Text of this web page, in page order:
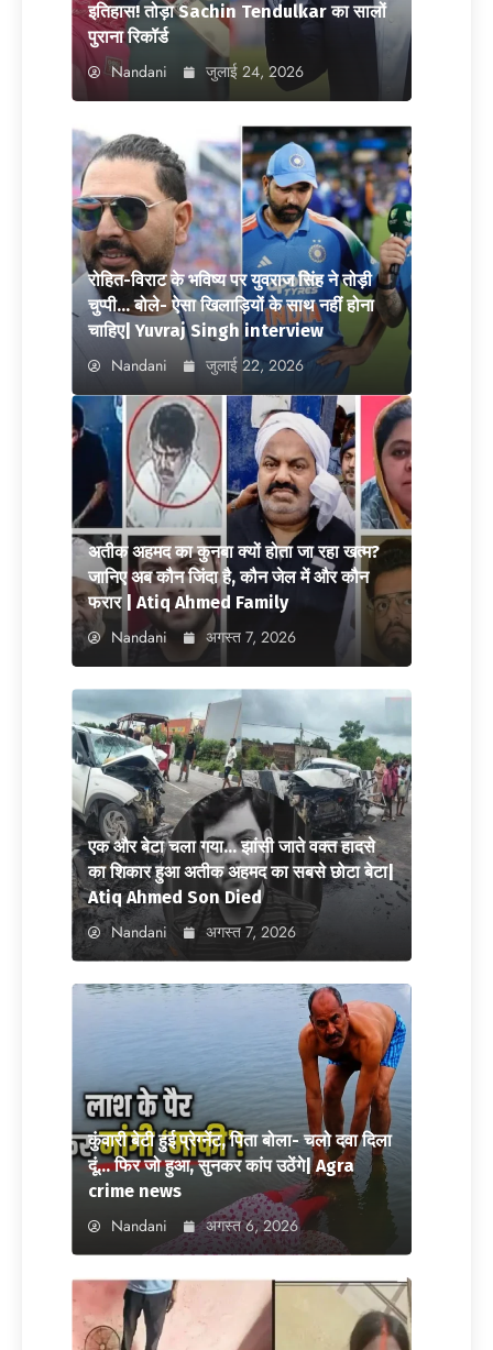
इतिहास! तोड़ा Sachin Tendulkar का सालों
पुराना रिकॉर्ड
Nandani जुलाई 24, 2026
रोहित-विराट के भविष्य पर युवराज सिंह ने तोड़ी
चुप्पी… बोले- ऐसा खिलाड़ियों के साथ नहीं होना
चाहिए| Yuvraj Singh interview
Nandani जुलाई 22, 2026
अतीक अहमद का कुनबा क्यों होता जा रहा खत्म?
जानिए अब कौन जिंदा है, कौन जेल में और कौन
फरार | Atiq Ahmed Family
Nandani अगस्त 7, 2026
एक और बेटा चला गया… झांसी जाते वक्त हादसे
का शिकार हुआ अतीक अहमद का सबसे छोटा बेटा|
Atiq Ahmed Son Died
Nandani अगस्त 7, 2026
कुंवारी बेटी हुई प्रेग्नेंट, पिता बोला- चलो दवा दिला
दूं… फिर जो हुआ, सुनकर कांप उठेंगे| Agra
crime news
Nandani अगस्त 6, 2026